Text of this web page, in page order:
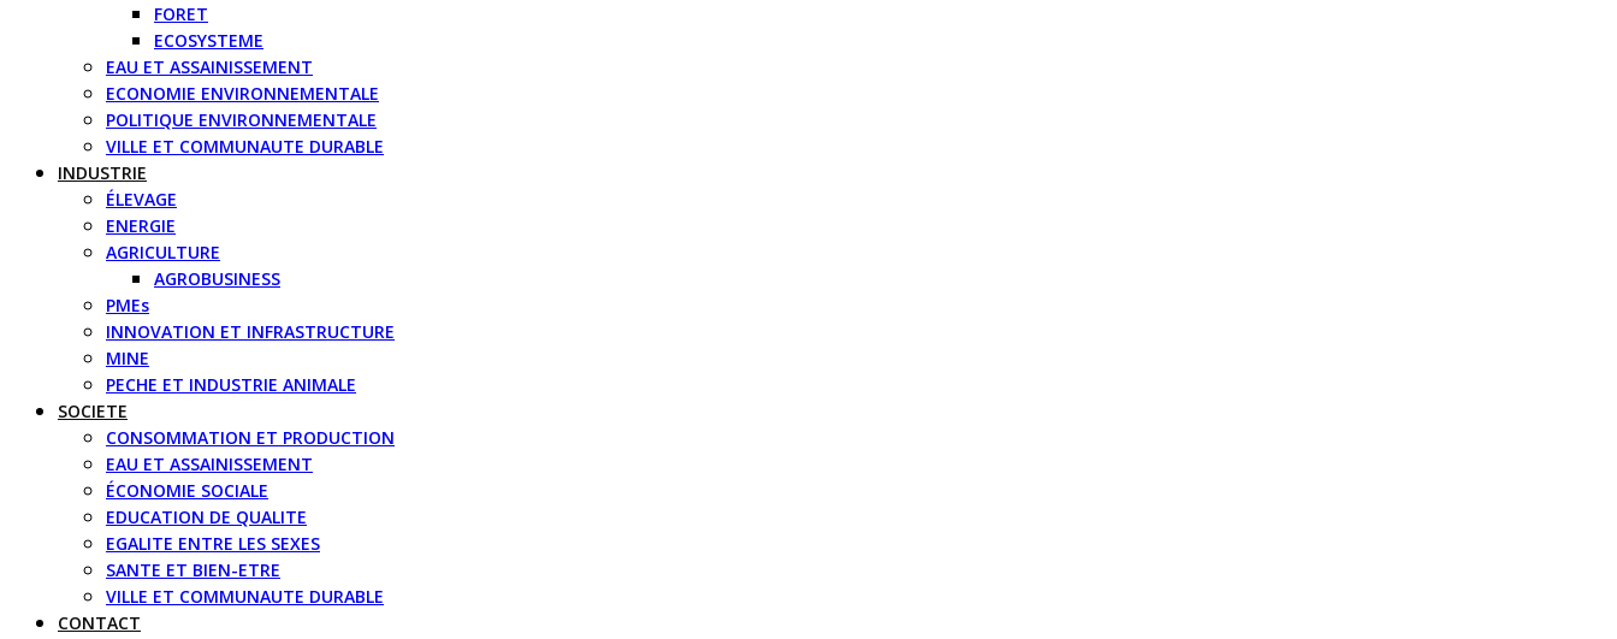
FORET
ECOSYSTEME
EAU ET ASSAINISSEMENT
ECONOMIE ENVIRONNEMENTALE
POLITIQUE ENVIRONNEMENTALE
VILLE ET COMMUNAUTE DURABLE
INDUSTRIE
ÉLEVAGE
ENERGIE
AGRICULTURE
AGROBUSINESS
PMEs
INNOVATION ET INFRASTRUCTURE
MINE
PECHE ET INDUSTRIE ANIMALE
SOCIETE
CONSOMMATION ET PRODUCTION
EAU ET ASSAINISSEMENT
ÉCONOMIE SOCIALE
EDUCATION DE QUALITE
EGALITE ENTRE LES SEXES
SANTE ET BIEN-ETRE
VILLE ET COMMUNAUTE DURABLE
CONTACT